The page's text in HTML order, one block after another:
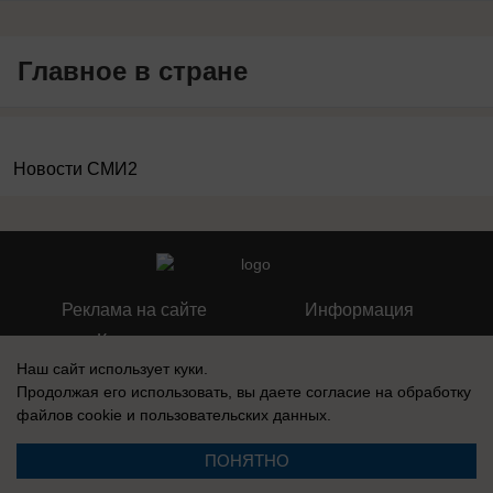
Главное в стране
Новости СМИ2
Реклама на сайте
Контакты
О компании
Информация
Наш сайт использует куки.
Продолжая его использовать, вы даете согласие на обработку
файлов cookie и пользовательских данных.
ПОНЯТНО